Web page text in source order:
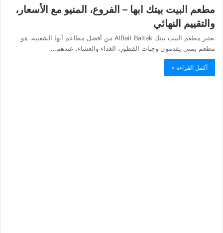
مطعم البيت بيتك ابها – الفروع، المنيو مع الأسعار،
والتقييم النهائي
يعتبر مطعم البيت بيتك AlBait Baitak من أفضل مطاعم أبها الشعبية، هو
مطعم يمني يقدمون وجبات الفطور، الغداء والعشاء. عندهم…
أكمل القراءة »